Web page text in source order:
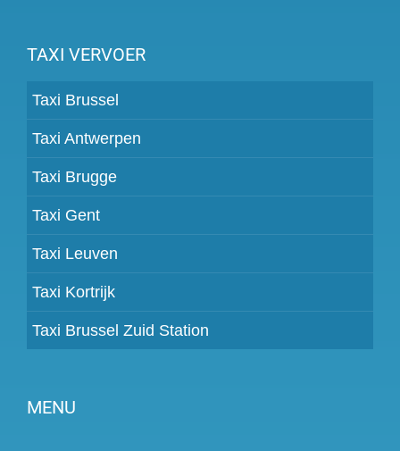
TAXI VERVOER
Taxi Brussel
Taxi Antwerpen
Taxi Brugge
Taxi Gent
Taxi Leuven
Taxi Kortrijk
Taxi Brussel Zuid Station
MENU